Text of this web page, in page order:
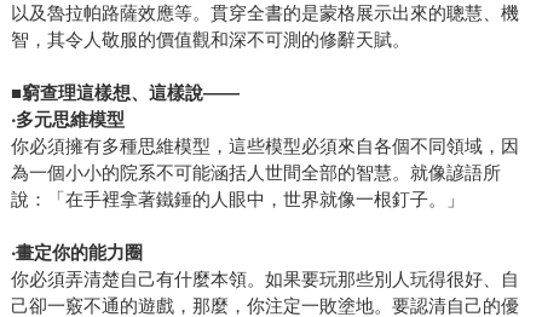
以及魯拉帕路薩效應等。貫穿全書的是蒙格展示出來的聰慧、機
智，其令人敬服的價值觀和深不可測的修辭天賦。
■窮查理這樣想、這樣說——
‧多元思維模型
你必須擁有多種思維模型，這些模型必須來自各個不同領域，因
為一個小小的院系不可能涵括人世間全部的智慧。就像諺語所
說：「在手裡拿著鐵錘的人眼中，世界就像一根釘子。」
‧畫定你的能力圈
你必須弄清楚自己有什麼本領。如果要玩那些別人玩得很好、自
己卻一竅不通的遊戲，那麼，你注定一敗塗地。要認清自己的優